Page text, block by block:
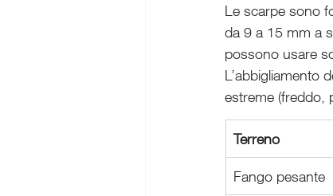
Le scarpe sono
da 9 a 15 mm a
possono usare
L’abbigliamento
estreme (freddo,
Terreno
Fango pesante